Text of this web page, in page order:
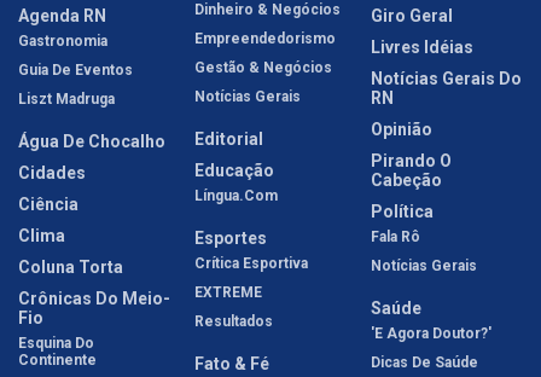
Agenda RN
Gastronomia
Guia De Eventos
Liszt Madruga
Água De Chocalho
Cidades
Ciência
Clima
Coluna Torta
Crônicas Do Meio-
Fio
Esquina Do
Continente
Dinheiro & Negócios
Empreendedorismo
Gestão & Negócios
Notícias Gerais
Editorial
Educação
Língua.com
Esportes
Crítica Esportiva
EXTREME
Resultados
Fato & Fé
Giro Geral
Livres Idéias
Notícias Gerais Do
RN
Opinião
Pirando O
Cabeção
Política
Fala Rô
Notícias Gerais
Saúde
'E Agora Doutor?'
Dicas De Saúde